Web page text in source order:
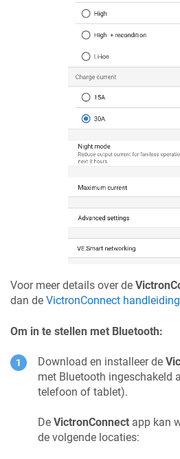
Voor meer details over de
dan de VictronConnect handleiding
Om in te stellen met Bluetooth:
Download en installeer de
met Bluetooth ingeschakeld
telefoon of tablet).
De VictronConnect app kan
de volgende locaties: